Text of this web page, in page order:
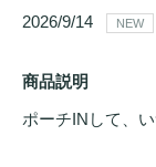
2026/9/14
NEW
商品説明
ポーチINして、